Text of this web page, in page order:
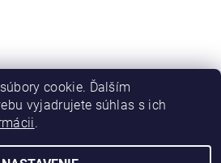
hadíc
cookie. Ďalším
vyjadrujete súhlas s ich
.